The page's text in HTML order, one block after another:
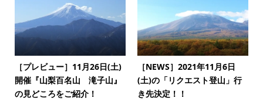
［プレビュー］11月26日(土)
開催『山梨百名山 滝子山』
の見どころをご紹介！
［NEWS］2021年11月6日
(土)の「リクエスト登山」行
き先決定！！